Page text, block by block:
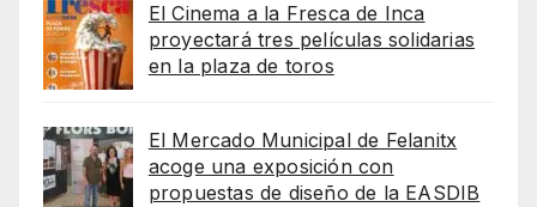
El Cinema a la Fresca de Inca
proyectará tres películas solidarias
en la plaza de toros
El Mercado Municipal de Felanitx
acoge una exposición con
propuestas de diseño de la EASDIB